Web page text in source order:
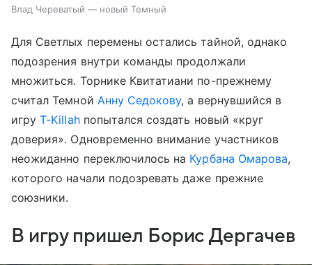
Влад Череватый — новый Темный
Для Светлых перемены остались тайной, однако
подозрения внутри команды продолжали
множиться. Торнике Квитатиани по-прежнему
считал Темной Анну Седокову, а вернувшийся в
игруT-Killahпопытался создать новый «круг
доверия». Одновременно внимание участников
неожиданно переключилось на Курбана Омарова,
которого начали подозревать даже прежние
союзники.
В игру пришел Борис Дергачев